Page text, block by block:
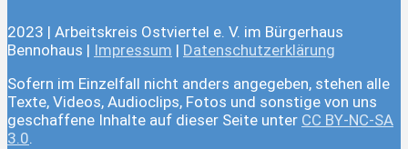
2023 | Arbeitskreis Ostviertel e. V. im Bürgerhaus
Bennohaus | Impressum | Datenschutzerklärung
Sofern im Einzelfall nicht anders angegeben, stehen alle
Texte, Videos, Audioclips, Fotos und sonstige von uns
geschaffene Inhalte auf dieser Seite unter CC BY-NC-SA
3.0.